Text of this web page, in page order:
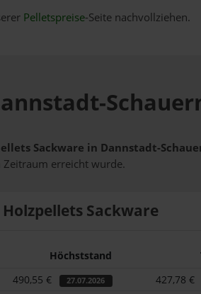
Pelletspreise-Seite nachvollziehen.
Sackware in Dannstadt-
Zeitraum erreicht wurde.
Holzpellets Sackware
Höchststand
490,55 € 27.07.2026 427,78 €